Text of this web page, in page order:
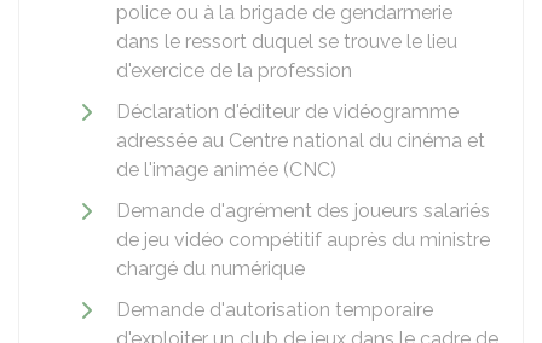
police ou à la brigade de gendarmerie
dans le ressort duquel se trouve le lieu
d'exercice de la profession
Déclaration d'éditeur de vidéogramme
adressée au Centre national du cinéma et
de l'image animée (CNC)
Demande d'agrément des joueurs salariés
de jeu vidéo compétitif auprès du ministre
chargé du numérique
Demande d'autorisation temporaire